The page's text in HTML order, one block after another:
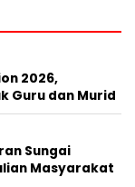
2026,
Guru dan Murid
Sungai
Masyarakat